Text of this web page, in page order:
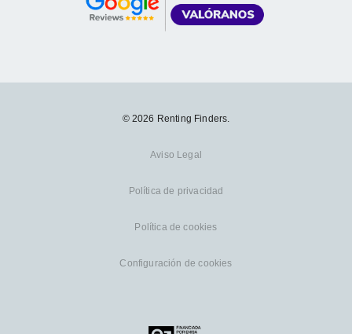
© 2026 Renting Finders.
Aviso Legal
Política de privacidad
Política de cookies
Configuración de cookies